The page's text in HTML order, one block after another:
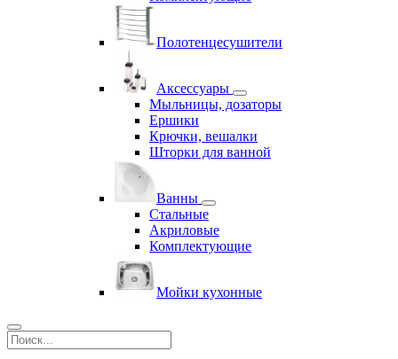
Полотенцесушители
Аксессуары
Мыльницы, дозаторы
Ершики
Крючки, вешалки
Шторки для ванной
Ванны
Стальные
Акриловые
Комплектующие
Мойки кухонные